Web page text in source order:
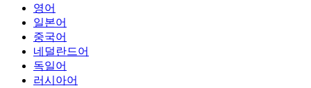
영어
일본어
중국어
네덜란드어
독일어
러시아어